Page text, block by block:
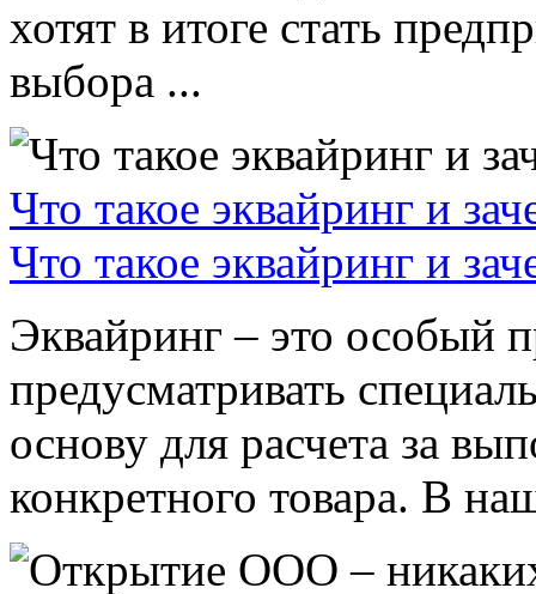
хотят в итоге стать
выбора ...
Что такое эквайринг и
Что такое эквайринг и
Эквайринг – это особый
предусматривать
основу для расчета за
конкретного товара. В